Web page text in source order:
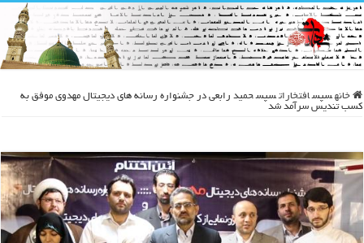
خانه سپس افتخارات سپس حمید رابعی در جشنواره رسانه های دیجیتال مهدوی موفق به
کسب تندیس سرآمد شد